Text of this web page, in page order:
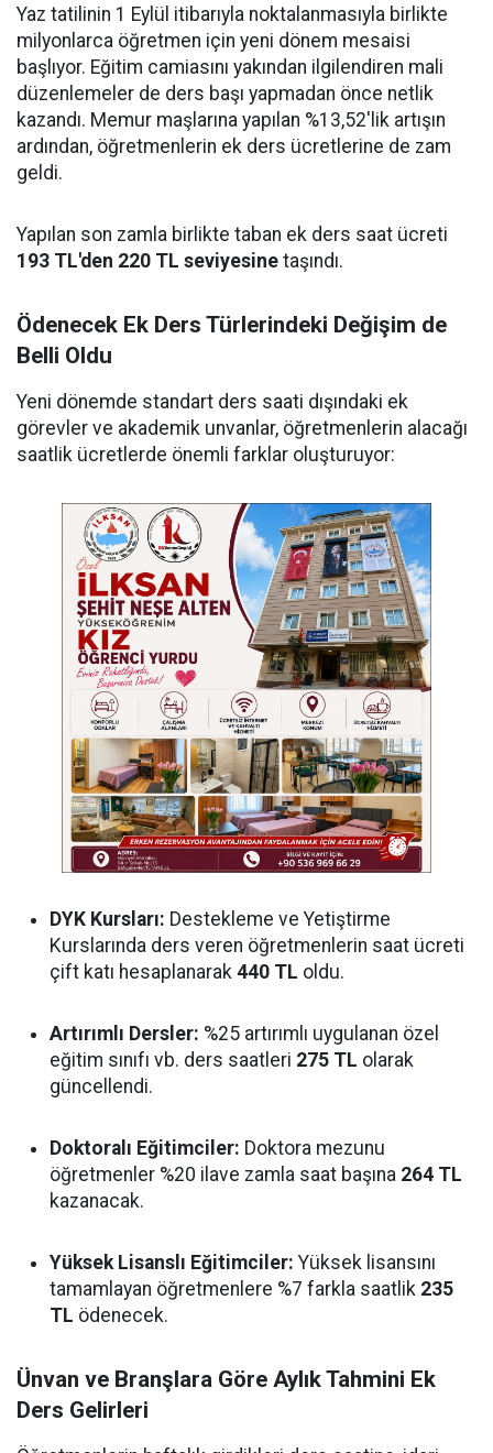
Yaz tatilinin 1 Eylül itibarıyla noktalanmasıyla birlikte
milyonlarca öğretmen için yeni dönem mesaisi
başlıyor. Eğitim camiasını yakından ilgilendiren mali
düzenlemeler de ders başı yapmadan önce netlik
kazandı. Memur maşlarına yapılan %13,52'lik artışın
ardından, öğretmenlerin ek ders ücretlerine de zam
geldi.
Yapılan son zamla birlikte taban ek ders saat ücreti
193 TL'den 220 TL seviyesine taşındı.
Ödenecek Ek Ders Türlerindeki Değişim de
Belli Oldu
Yeni dönemde standart ders saati dışındaki ek
görevler ve akademik unvanlar, öğretmenlerin alacağı
saatlik ücretlerde önemli farklar oluşturuyor:
DYK Kursları: Destekleme ve Yetiştirme
Kurslarında ders veren öğretmenlerin saat ücreti
çift katı hesaplanarak 440 TL oldu.
Artırımlı Dersler: %25 artırımlı uygulanan özel
eğitim sınıfı vb. ders saatleri 275 TL olarak
güncellendi.
Doktoralı Eğitimciler: Doktora mezunu
öğretmenler %20 ilave zamla saat başına 264 TL
kazanacak.
Yüksek Lisanslı Eğitimciler: Yüksek lisansını
tamamlayan öğretmenlere %7 farkla saatlik 235
TL ödenecek.
Ünvan ve Branşlara Göre Aylık Tahmini Ek
Ders Gelirleri